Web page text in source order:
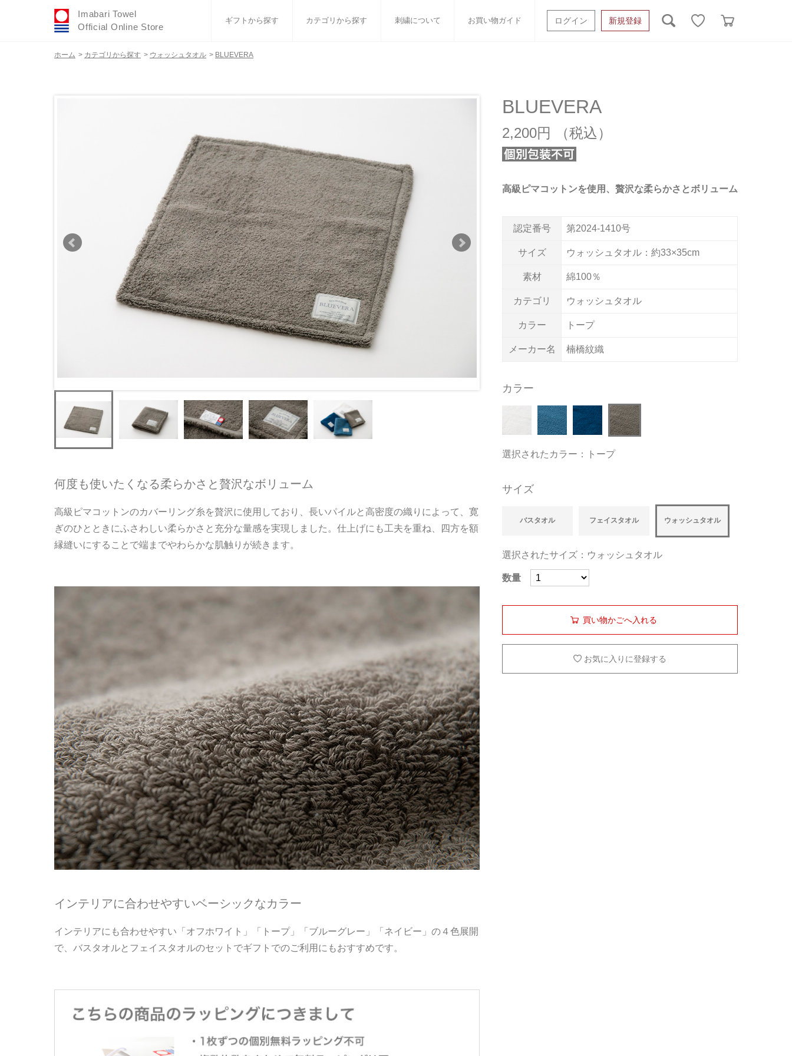
Imabari Towel
Official Online Store
ギフトから探す カテゴリから探す 刺繍について お買い物ガイド ログイン 新規登録
オーガニック
衣類
ホーム > カテゴリから探す > ウォッシュタオル > BLUEVERA
何度も使いたくなる柔らかさと贅沢なボリューム
高級ピマコットンのカバーリング糸を贅沢に使用しており、長いパイルと高密度の織りによって、寛
ぎのひとときにふさわしい柔らかさと充分な量感を実現しました。仕上げにも工夫を重ね、四方を額
縁縫いにすることで端までやわらかな肌触りが続きます。
インテリアに合わせやすいベーシックなカラー
インテリアにも合わせやすい「オフホワイト」「トープ」「ブルーグレー」「ネイビー」の４色展開
で、バスタオルとフェイスタオルのセットでギフトでのご利用にもおすすめです。
高級ピマコットンを使用、贅沢な柔らかさとボリューム
BLUEVERA
2,200円
認定番号 第2024-1410号
サイズ ウォッシュタオル：約33×35cm
素材 綿100％
カテゴリ ウォッシュタオル
カラー トープ
メーカー名 楠橋紋織
カラー
選択されたカラー：トープ
サイズ
バスタオル フェイスタオル ウォッシュタオル
選択されたサイズ：ウォッシュタオル
数量
買い物かごへ入れる
お気に入りに登録する